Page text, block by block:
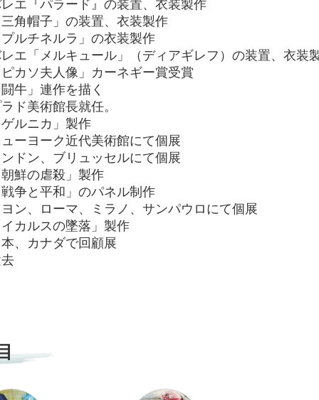
エ『パラード』の装置、衣装製作
角帽子」の装置、衣装製作
ルチネルラ」の衣装製作
エ「メルキュール」（ディアギレフ）の装置、衣装
カソ夫人像」カーネギー賞受賞
牛」連作を描く
ド美術館長就任。
ルニカ」製作
ーヨーク近代美術館にて個展
ドン、ブリュッセルにて個展
鮮の虐殺」製作
争と平和」のパネル制作
ン、ローマ、ミラノ、サンパウロにて個展
カルスの墜落」製作
、カナダで回顧展